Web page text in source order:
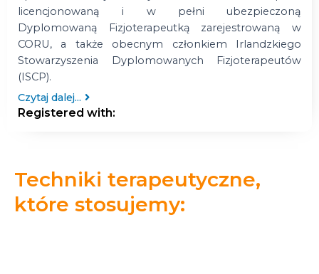
licencjonowaną i w pełni ubezpieczoną
Dyplomowaną Fizjoterapeutką zarejestrowaną w
CORU, a także obecnym członkiem Irlandzkiego
Stowarzyszenia Dyplomowanych Fizjoterapeutów
(ISCP).
Czytaj dalej...
Registered with:
Techniki terapeutyczne,
które stosujemy: